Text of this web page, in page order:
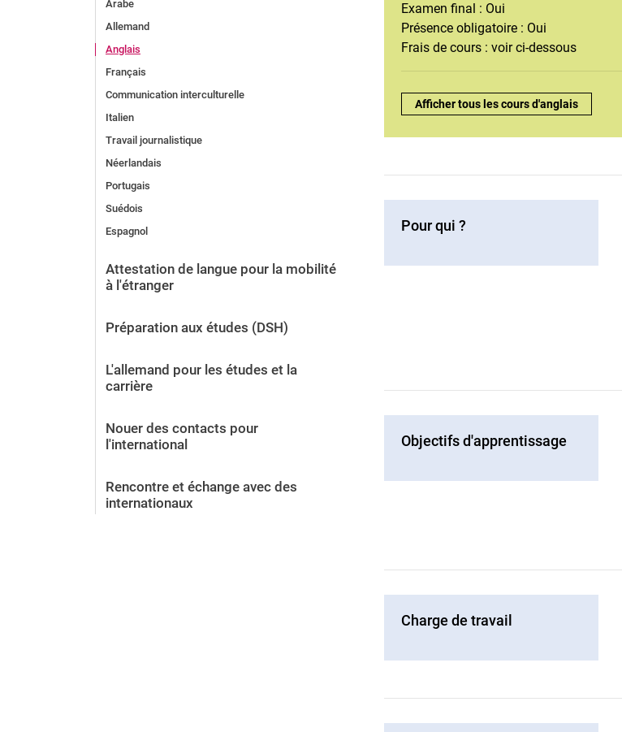
Arabe
Allemand
Anglais
Français
Communication interculturelle
Italien
Travail journalistique
Néerlandais
Portugais
Suédois
Espagnol
Attestation de langue pour la mobilité
à l'étranger
Préparation aux études (DSH)
L'allemand pour les études et la
carrière
Nouer des contacts pour
l'international
Rencontre et échange avec des
internationaux
Examen final : Oui
Présence obligatoire : Oui
Frais de cours : voir ci-dessous
Aperçu:
Afficher tous les cours d'anglais
Pour qui ?
Objectifs d'apprentissage
Charge de travail